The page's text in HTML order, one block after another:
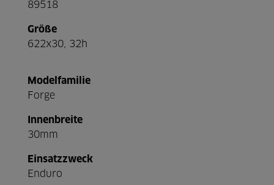
89518
Größe
622x30, 32h
Modelfamilie
Forge
Innenbreite
30mm
Einsatzzweck
Enduro